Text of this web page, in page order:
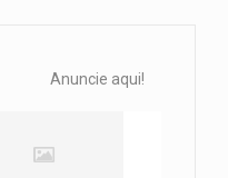
Anuncie aqui!